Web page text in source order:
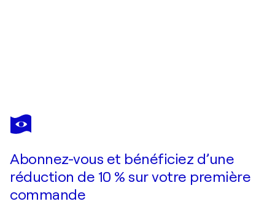
IRYNA KASTSOVA
Palms. Ocean 12
Abonnez-vous et bénéficiez d’une
réduction de 10 % sur votre première
commande